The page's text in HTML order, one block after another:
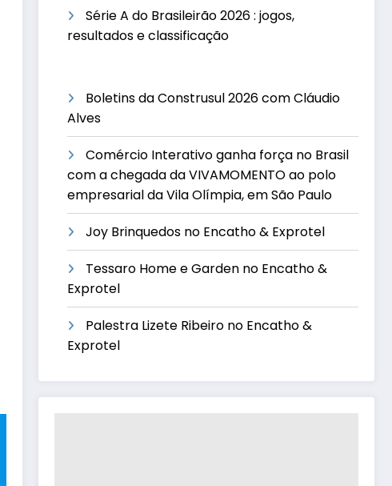
Série A do Brasileirão 2026 : jogos,
resultados e classificação
Boletins da Construsul 2026 com Cláudio
Alves
Comércio Interativo ganha força no Brasil
com a chegada da VIVAMOMENTO ao polo
empresarial da Vila Olímpia, em São Paulo
Joy Brinquedos no Encatho & Exprotel
Tessaro Home e Garden no Encatho &
Exprotel
Palestra Lizete Ribeiro no Encatho &
Exprotel